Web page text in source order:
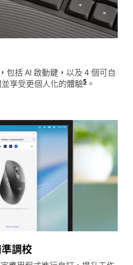
包括 AI 啟動鍵，以及 4 個可自
享受更個人化的體驗5 自訂裝置
。
調校